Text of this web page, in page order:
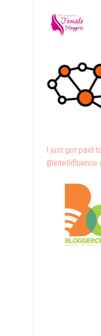
I just got paid
@intellifluence